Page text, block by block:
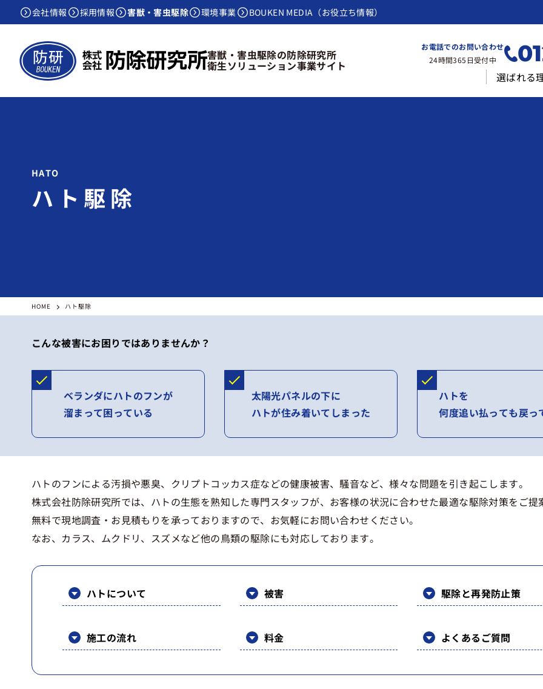
会社情報 採用情報 害獣・害虫駆除 環境事業 BOUKEN MEDIA（お役立ち情報）
害獣・害虫駆除の防除研究所
衛生ソリューション事業サイト
お電話でのお問い合わせ
24時間365日受付中
選ばれる
ハト駆除
HOME ハト駆除
こんな被害にお困りではありませんか？
ベランダにハトのフンが
溜まって困っている
太陽光パネルの下に
ハトが住み着いてしまった
ハトを
何度追い払っても戻っ
ハトのフンによる汚損や悪臭、クリプトコッカス症などの健康被害、騒音など、様々な問題を引き起こします。
株式会社防除研究所では、ハトの生態を熟知した専門スタッフが、お客様の状況に合わせた最適な駆除対策をご提
無料で現地調査・お見積もりを承っておりますので、お気軽にお問い合わせください。
なお、カラス、ムクドリ、スズメなど他の鳥類の駆除にも対応しております。
ハトについて 被害 駆除と再発防止策
施工の流れ 料金 よくあるご質問